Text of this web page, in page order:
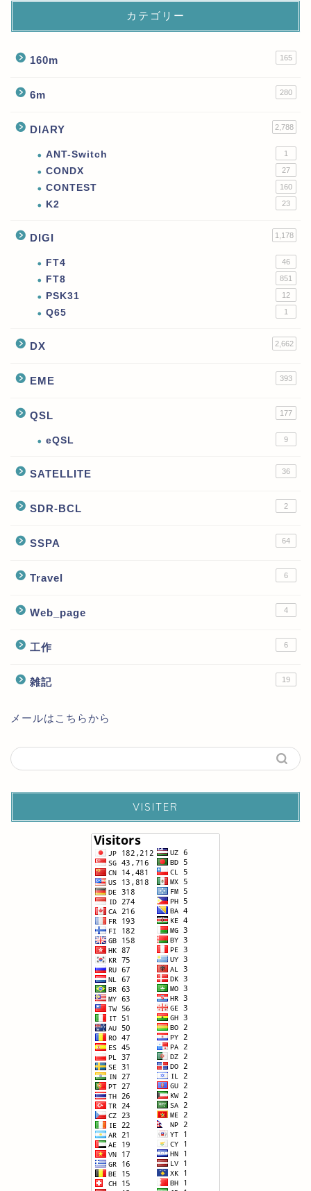
カテゴリー
160m 165
6m 280
DIARY 2,788
ANT-Switch 1
CONDX 27
CONTEST 160
K2 23
DIGI 1,178
FT4 46
FT8 851
PSK31 12
Q65 1
DX 2,662
EME 393
QSL 177
eQSL 9
SATELLITE 36
SDR-BCL 2
SSPA 64
Travel 6
Web_page 4
工作 6
雑記 19
メールはこちらから
VISITER